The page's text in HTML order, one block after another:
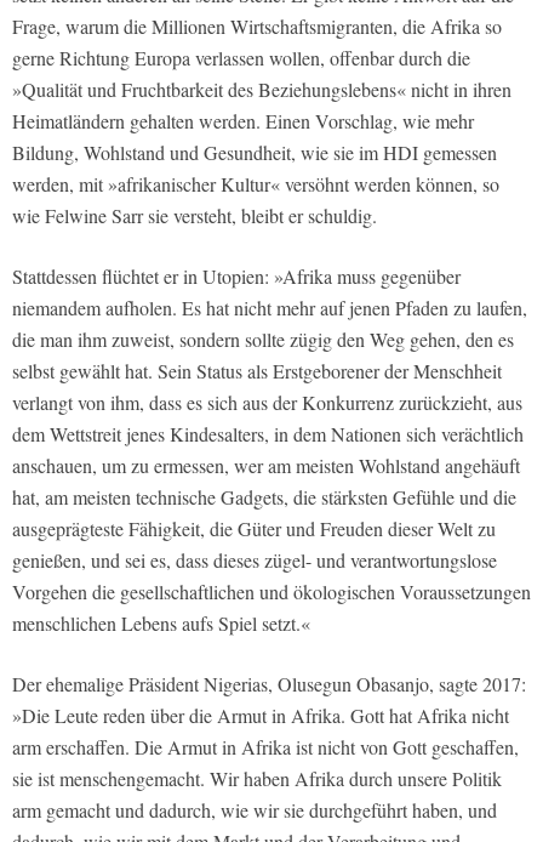
Frage, warum die Millionen Wirtschaftsmigranten, die Afrika so
gerne Richtung Europa verlassen wollen, offenbar durch die
»Qualität und Fruchtbarkeit des Beziehungslebens« nicht in ihren
Heimatländern gehalten werden. Einen Vorschlag, wie mehr
Bildung, Wohlstand und Gesundheit, wie sie im HDI gemessen
werden, mit »afrikanischer Kultur« versöhnt werden können, so
wie Felwine Sarr sie versteht, bleibt er schuldig.
Stattdessen flüchtet er in Utopien: »Afrika muss gegenüber
niemandem aufholen. Es hat nicht mehr auf jenen Pfaden zu laufen,
die man ihm zuweist, sondern sollte zügig den Weg gehen, den es
selbst gewählt hat. Sein Status als Erstgeborener der Menschheit
verlangt von ihm, dass es sich aus der Konkurrenz zurückzieht, aus
dem Wettstreit jenes Kindesalters, in dem Nationen sich verächtlich
anschauen, um zu ermessen, wer am meisten Wohlstand angehäuft
hat, am meisten technische Gadgets, die stärksten Gefühle und die
ausgeprägteste Fähigkeit, die Güter und Freuden dieser Welt zu
genießen, und sei es, dass dieses zügel- und verantwortungslose
Vorgehen die gesellschaftlichen und ökologischen Voraussetzungen
menschlichen Lebens aufs Spiel setzt.«
Der ehemalige Präsident Nigerias, Olusegun Obasanjo, sagte 2017:
»Die Leute reden über die Armut in Afrika. Gott hat Afrika nicht
arm erschaffen. Die Armut in Afrika ist nicht von Gott geschaffen,
sie ist menschengemacht. Wir haben Afrika durch unsere Politik
arm gemacht und dadurch, wie wir sie durchgeführt haben, und